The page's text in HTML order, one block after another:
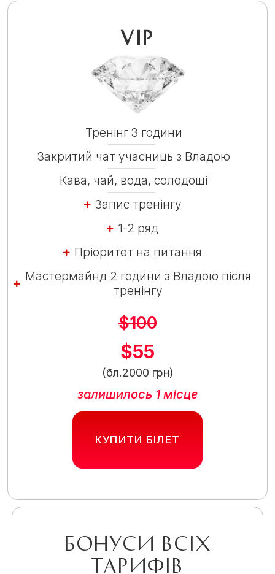
VIP
Тренінг 3 години
Закритий чат учасниць з Владою
Кава, чай, вода, солодощі
Запис тренінгу
1-2 ряд
Пріоритет на питання
Мастермайнд 2 години з Владою після
тренінгу
$100
$55
(бл.2000 грн)
залишилось 1 місце
КУПИТИ БІЛЕТ
Бонуси всіх
тарифів